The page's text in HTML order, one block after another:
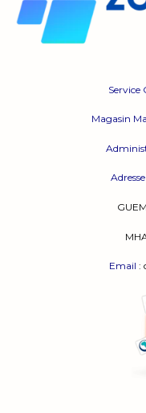
Service
Magasin
Adresse
Email :